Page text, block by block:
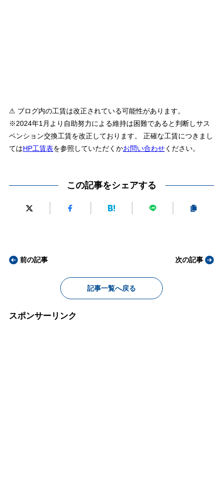
⚠ ブログ内の工賃は改正されている可能性があります。
※2024年1月より自助努力による維持は困難であると判断しサス
ペンション交換工賃を改正しております。 正確な工賃につきまし
てはHP工賃表を参照していただくかお問い合わせください。
この記事をシェアする
前の記事
記事一覧へ戻る
次の記事
スポンサーリンク